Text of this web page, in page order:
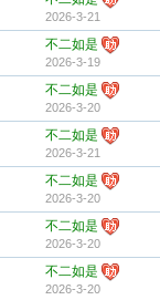
2026-3-21
不二如是
2026-3-19
不二如是
2026-3-20
不二如是
2026-3-21
不二如是
2026-3-20
不二如是
2026-3-20
不二如是
2026-3-20